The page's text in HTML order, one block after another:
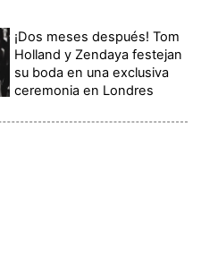
¡Dos meses después! Tom
Holland y Zendaya festejan
su boda en una exclusiva
ceremonia en Londres